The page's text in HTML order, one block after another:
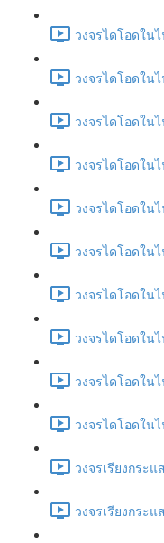
วงจรไดโอดใน
วงจรไดโอดใน
วงจรไดโอดใน
วงจรไดโอดใน
วงจรไดโอดใน
วงจรไดโอดใน
วงจรไดโอดใน
วงจรไดโอดใน
วงจรไดโอดใน
วงจรไดโอดใน
วงจรเรียงกระ
วงจรเรียงกระ